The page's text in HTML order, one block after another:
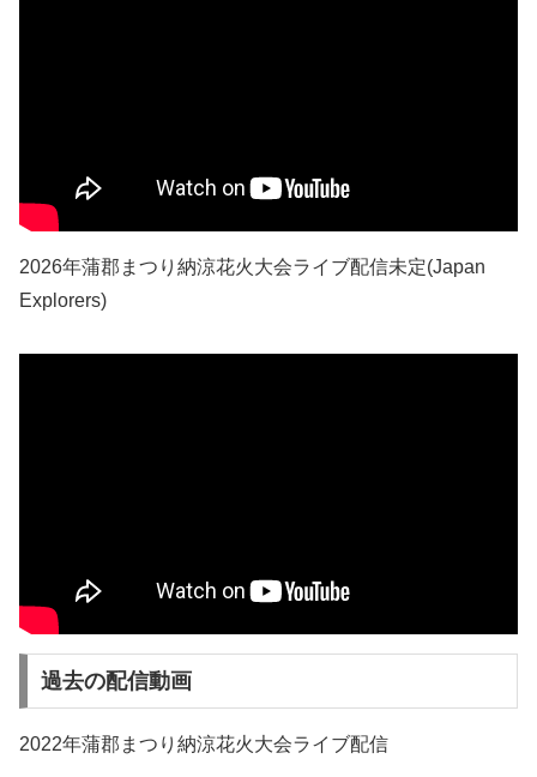
2026年蒲郡まつり納涼花火大会ライブ配信未定(Japan
Explorers)
過去の配信動画
2022年蒲郡まつり納涼花火大会ライブ配信